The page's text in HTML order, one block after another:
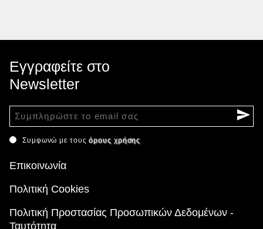
Εγγραφείτε στο
Newsletter
Συμφωνώ με τουςόρους χρήσης
Επικοινωνία
Πολιτική Cookies
Πολιτική Προστασίας Προσωπικών Δεδομένων -
Ταυτότητα